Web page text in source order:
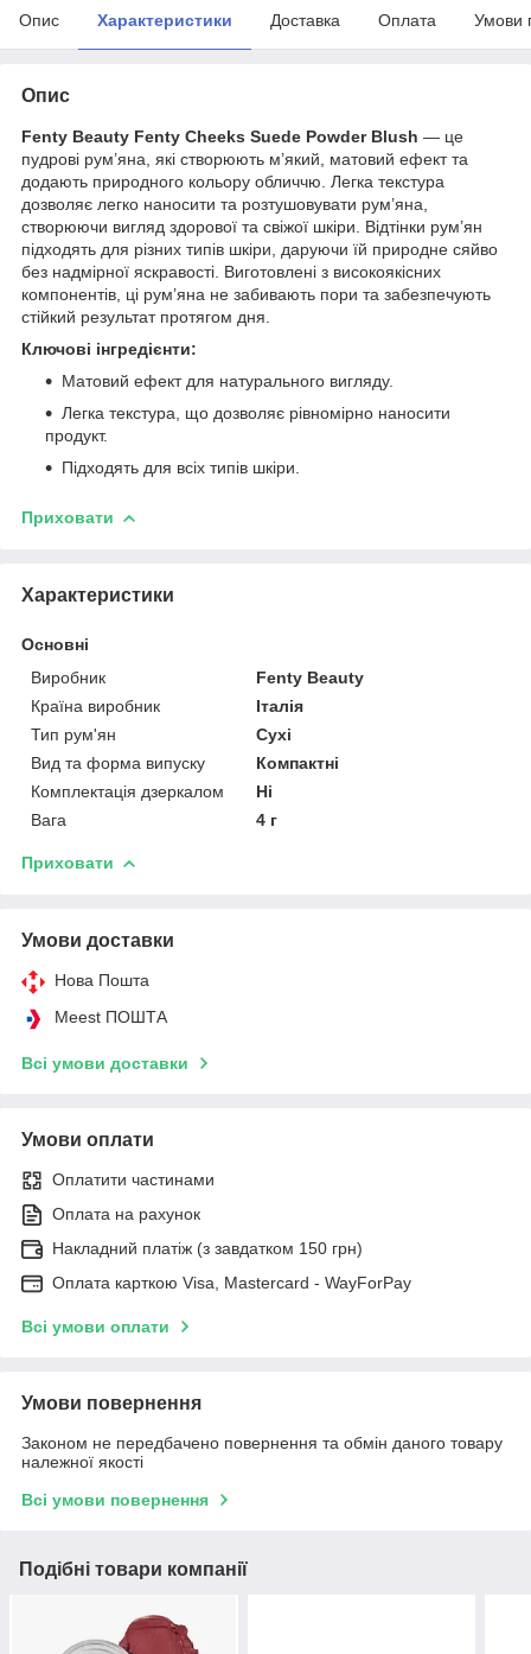
Опис Характеристики Доставка Оплата Умови
Опис
Fenty Beauty Fenty Cheeks Suede Powder Blush — це
пудрові рум’яна, які створюють м’який, матовий ефект та
додають природного кольору обличчю. Легка текстура
дозволяє легко наносити та розтушовувати рум’яна,
створюючи вигляд здорової та свіжої шкіри. Відтінки рум’ян
підходять для різних типів шкіри, даруючи їй природне сяйво
без надмірної яскравості. Виготовлені з високоякісних
компонентів, ці рум’яна не забивають пори та забезпечують
стійкий результат протягом дня.
Ключові інгредієнти:
Матовий ефект для натурального вигляду.
Легка текстура, що дозволяє рівномірно наносити
продукт.
Підходять для всіх типів шкіри.
Приховати
Характеристики
Основні
Виробник
Fenty Beauty
Країна виробник
Італія
Тип рум'ян
Сухі
Вид та форма випуску
Компактні
Комплектація дзеркалом
Ні
Вага
4 г
Приховати
Умови доставки
Нова Пошта
Meest ПОШТА
Всі умови доставки
Умови оплати
Оплатити частинами
Оплата на рахунок
Накладний платіж (з завдатком 150 грн)
Оплата карткою Visa, Mastercard - WayForPay
Всі умови оплати
Умови повернення
Законом не передбачено повернення та обмін даного товару
належної якості
Всі умови повернення
Подібні товари компанії